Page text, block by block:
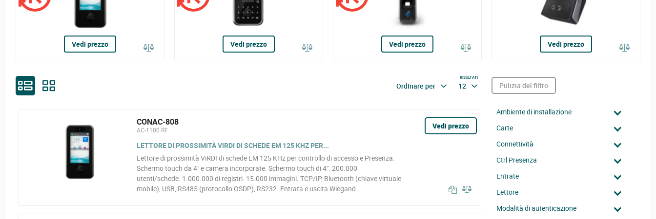
Vedi prezzo Vedi prezzo Vedi prezzo Vedi prezzo
Ordinare per
RISULTATI
12
CONAC-808
AC-1100 RF
LETTORE DI PROSSIMITÀ VIRDI DI SCHEDE EM 125 KHZ PER...
Lettore di prossimità ViRDI di schede EM 125 KHz per controllo di accesso e Presenza.
Schermo touch da 4" e camera incorporate. Schermo touch di 4". 200.000
utenti/schede. 1.000.000 di registri. 15.000 immagini. TCP/IP, Bluetooth (chiave virtuale
mobile), USB, RS485 (protocollo OSDP), RS232. Entrata e uscita Wiegand.
Vedi prezzo
Pulizia del filtro
Ambiente di installazione
Carte
Connettività
Ctrl Presenza
Entrate
Lettore
Modalità di autenticazione